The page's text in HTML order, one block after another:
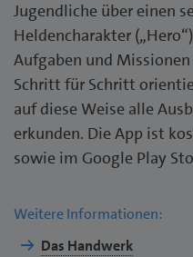
Jugendliche über einen
Heldencharakter
Aufgaben und
Schritt für Schritt
auf diese Weise alle
erkunden. Die App ist
sowie im Google Play
Weitere Informationen:
Das Handwerk